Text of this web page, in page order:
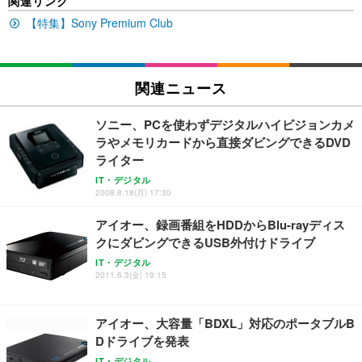
ュチェア 人間工学 疲れない ブラック
￥27,999
Sezlife オフィスチェア デスクチェア 疲れない テレ
ワーク チェア 強化バックレスト 30度ロッキング機
レスト 3Dヘッドレスト ハンガー付き 高反発クッシ
ョン PCチェア 通気性メッシュ ゲーミング/勉強/事
務用 おしゃれ パソコンチェア (ブラック)
￥7,680
Sezlife オフィスチェア デスクチェア 疲れない テレ
ワーク チェア 強化バックレスト 30度ロッキング機
レスト 3Dヘッドレスト ハンガー付き 高反発クッシ
ョン PCチェア 通気性メッシュ ゲーミング/勉強/事
務用 おしゃれ パソコンチェア (ホワイト)
￥7,680
ANDWINT オフィスチェア デスクチェア 肘なし メ
ト 幅52×奥行58.5×高さ84～96cm テレワーク 在宅
勤務 ブラック
￥4,139
イト
【純正品】27"ゲーミングモニター DualSense 充電
フック付き（CFI-ZDM1J）
￥49,979
【整備済み品】Dell E2724HS 27インチ 液晶モニタ
ー フルHD（1920×1080）VA 非光沢 HDMI/DisplayP
応 ComfortView ビジネス向け
￥15,800
【MiniLED/24.5inch/280Hz/FHD】GRAPHT THE S
像低減 (3年保証 | 輝点保証 | 日本メーカー)
￥34,980
x2袋(84枚) ホワイト(吸収面:ライトブルー)
￥3,234
ネオ・ルーライフ ネオ・オムツ L 中型犬用 26枚入
り 単品
￥1,800
Smart Basic(スマートベーシック) 【Amazon.co.jp
限定】 Smart Basic アイリスオーヤマ ペットシーツ
￥3,670
アイリスオーヤマ ペットシーツ 超厚型 お徳用 レギ
￥3,731
【特集】Sony Premium Club
関連ニュース
ソニー、PCを使わずデジタルハイビジョンカメ
ラやメモリカードから直接ダビングできるDVD
ライター
IT・デジタル
2008.8.18(月) 17:30
アイオー、録画番組をHDDからBlu-rayディス
クにダビングできるUSB外付けドライブ
IT・デジタル
2011.6.3(金) 19:15
アイオー、大容量「BDXL」対応のポータブルB
Dドライブを発表